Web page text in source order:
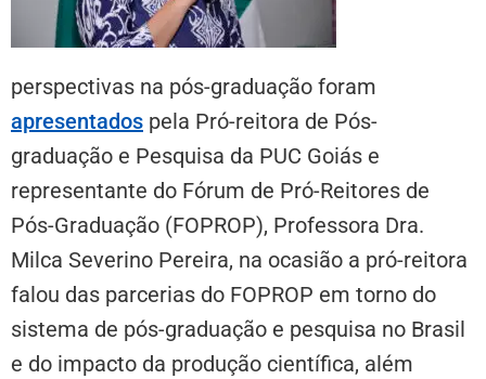
perspectivas na pós-graduação foram
apresentados pela Pró-reitora de Pós-
graduação e Pesquisa da PUC Goiás e
representante do Fórum de Pró-Reitores de
Pós-Graduação (FOPROP), Professora Dra.
Milca Severino Pereira, na ocasião a pró-reitora
falou das parcerias do FOPROP em torno do
sistema de pós-graduação e pesquisa no Brasil
e do impacto da produção científica, além